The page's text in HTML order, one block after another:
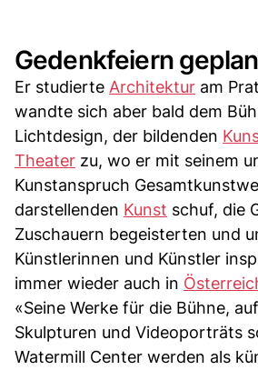
Gedenkfeiern
Er studierte Architektur am
wandte sich aber bald dem
Lichtdesign, der bildenden
Theater zu, wo er mit seinem
Kunstanspruch
darstellenden Kunst schuf, die
Zuschauern begeisterten und
Künstlerinnen und Künstler
immer wieder auch in
«Seine Werke für die Bühne,
Skulpturen und Videoporträts
Watermill Center werden als